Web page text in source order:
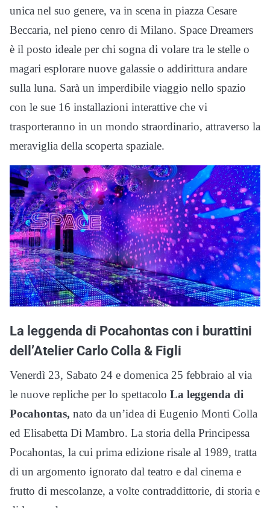
unica nel suo genere, va in scena in piazza Cesare
Beccaria, nel pieno cenro di Milano. Space Dreamers
è il posto ideale per chi sogna di volare tra le stelle o
magari esplorare nuove galassie o addirittura andare
sulla luna. Sarà un imperdibile viaggio nello spazio
con le sue 16 installazioni interattive che vi
trasporteranno in un mondo straordinario, attraverso la
meraviglia della scoperta spaziale.
La leggenda di Pocahontas con i burattini
dell’Atelier Carlo Colla & Figli
Venerdì 23, Sabato 24 e domenica 25 febbraio al via
le nuove repliche per lo spettacolo La leggenda di
Pocahontas, nato da un’idea di Eugenio Monti Colla
ed Elisabetta Di Mambro. La storia della Principessa
Pocahontas, la cui prima edizione risale al 1989, tratta
di un argomento ignorato dal teatro e dal cinema e
frutto di mescolanze, a volte contraddittorie, di storia e